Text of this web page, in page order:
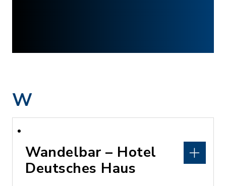
W
Wandelbar – Hotel
Deutsches Haus